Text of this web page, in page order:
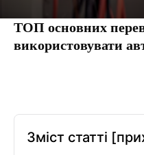
ТОП основних
використовувати
Зміст статті